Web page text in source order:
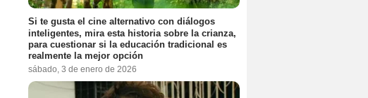
Si te gusta el cine alternativo con diálogos
inteligentes, mira esta historia sobre la crianza,
para cuestionar si la educación tradicional es
realmente la mejor opción
sábado, 3 de enero de 2026